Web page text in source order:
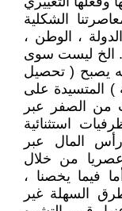
الشكلية
، الوطن ،
. . الخ ليست سوى
يصبح ( تحصيل
) المتسيدة على
من الصفر عبر
استثنائية
المال عبر
من خلال
فيما يخصنا ،
السهلة غير